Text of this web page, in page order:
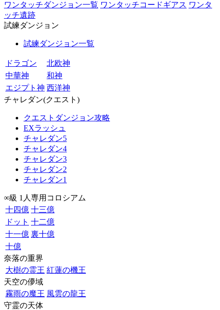
ワンタッチダンジョン一覧 ワンタッチコードギアス ワンタ
ッチ遺跡
試練ダンジョン
試練ダンジョン一覧
ドラゴン
北欧神
中華神
和神
エジプト神 西洋神
チャレダン(クエスト)
クエストダンジョン攻略
EXラッシュ
チャレダン5
チャレダン4
チャレダン3
チャレダン2
チャレダン1
∞級 1人専用コロシアム
十四億 十三億
ドット 十二億
十一億 裏十億
十億
奈落の重界
大樹の霊王 紅蓮の機王
天空の儚域
霧雨の魔王 風雲の龍王
守霊の天体